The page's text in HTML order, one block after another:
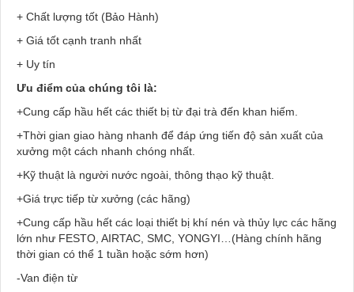
+ Chất lượng tốt (Bảo Hành)
+ Giá tốt cạnh tranh nhất
+ Uy tín
Ưu điểm của chúng tôi là:
+Cung cấp hầu hết các thiết bị từ đại trà đến khan hiếm.
+Thời gian giao hàng nhanh để đáp ứng tiến độ sản xuất của
xưởng một cách nhanh chóng nhất.
+Kỹ thuật là người nước ngoài, thông thạo kỹ thuật.
+Giá trực tiếp từ xưởng (các hãng)
+Cung cấp hầu hết các loại thiết bị khí nén và thủy lực các hãng
lớn như FESTO, AIRTAC, SMC, YONGYI…(Hàng chính hãng
thời gian có thể 1 tuần hoặc sớm hơn)
-Van điện từ